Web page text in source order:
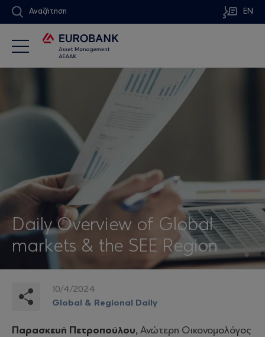
Αναζήτηση EN
Daily Overview of Global
markets & the SEE Region
10/4/2024
Global & Regional Daily
Παρασκευή Πετροπούλου, Ανώτερη Οικονομολόγος